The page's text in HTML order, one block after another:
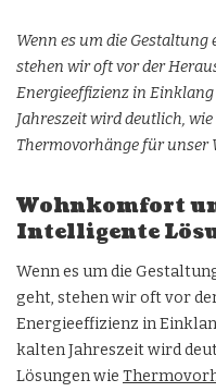
Wenn es um die Gestaltung
stehen wir oft vor der
Energieeffizienz in
Jahreszeit wird deutlich,
Thermovorhänge für unser
Wohnkomfort
Intelligente
Wenn es um die
geht, stehen wir oft vor
Energieeffizienz in
kalten Jahreszeit wird
Lösungen wie